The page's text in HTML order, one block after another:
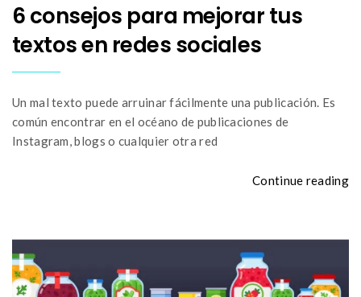
6 consejos para mejorar tus
textos en redes sociales
Un mal texto puede arruinar fácilmente una publicación. Es
común encontrar en el océano de publicaciones de
Instagram, blogs o cualquier otra red
Continue reading